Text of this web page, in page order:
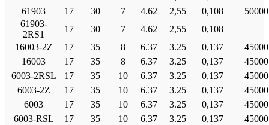
61903
17 30 7 4.62 2,55 0,108
50000
61903-
2RS1
17 30 7 4.62 2,55
0,108
16003-2Ζ
17 35 8 6.37 3.25 0,137
45000
16003
17 35 8 6.37 3.25 0,137
45000
6003-2RSL
17 35 10 6.37 3.25 0,137
45000
6003-2Ζ
17 35 10 6.37 3.25 0,137
45000
6003
17 35 10 6.37 3.25 0,137
45000
6003-RSL
17 35 10 6.37 3.25 0,137
45000